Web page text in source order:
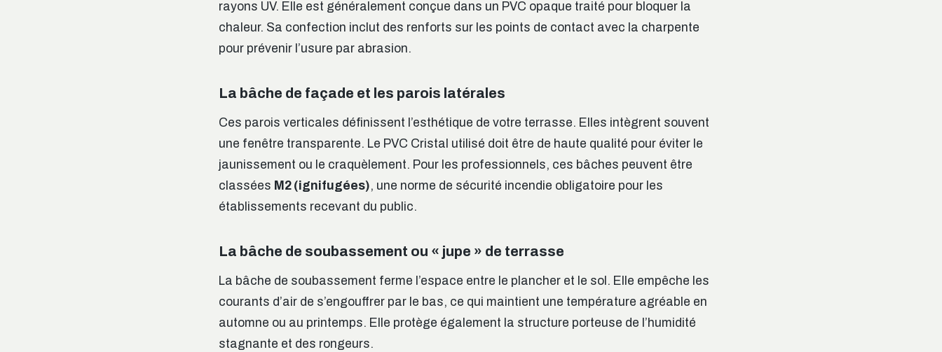
rayons UV. Elle est généralement conçue dans un PVC opaque traité pour bloquer la
chaleur. Sa confection inclut des renforts sur les points de contact avec la charpente
pour prévenir l’usure par abrasion.
La bâche de façade et les parois latérales
Ces parois verticales définissent l’esthétique de votre terrasse. Elles intègrent souvent
une fenêtre transparente. Le PVC Cristal utilisé doit être de haute qualité pour éviter le
jaunissement ou le craquèlement. Pour les professionnels, ces bâches peuvent être
classées M2 (ignifugées), une norme de sécurité incendie obligatoire pour les
établissements recevant du public.
La bâche de soubassement ou « jupe » de terrasse
La bâche de soubassement ferme l’espace entre le plancher et le sol. Elle empêche les
courants d’air de s’engouffrer par le bas, ce qui maintient une température agréable en
automne ou au printemps. Elle protège également la structure porteuse de l’humidité
stagnante et des rongeurs.